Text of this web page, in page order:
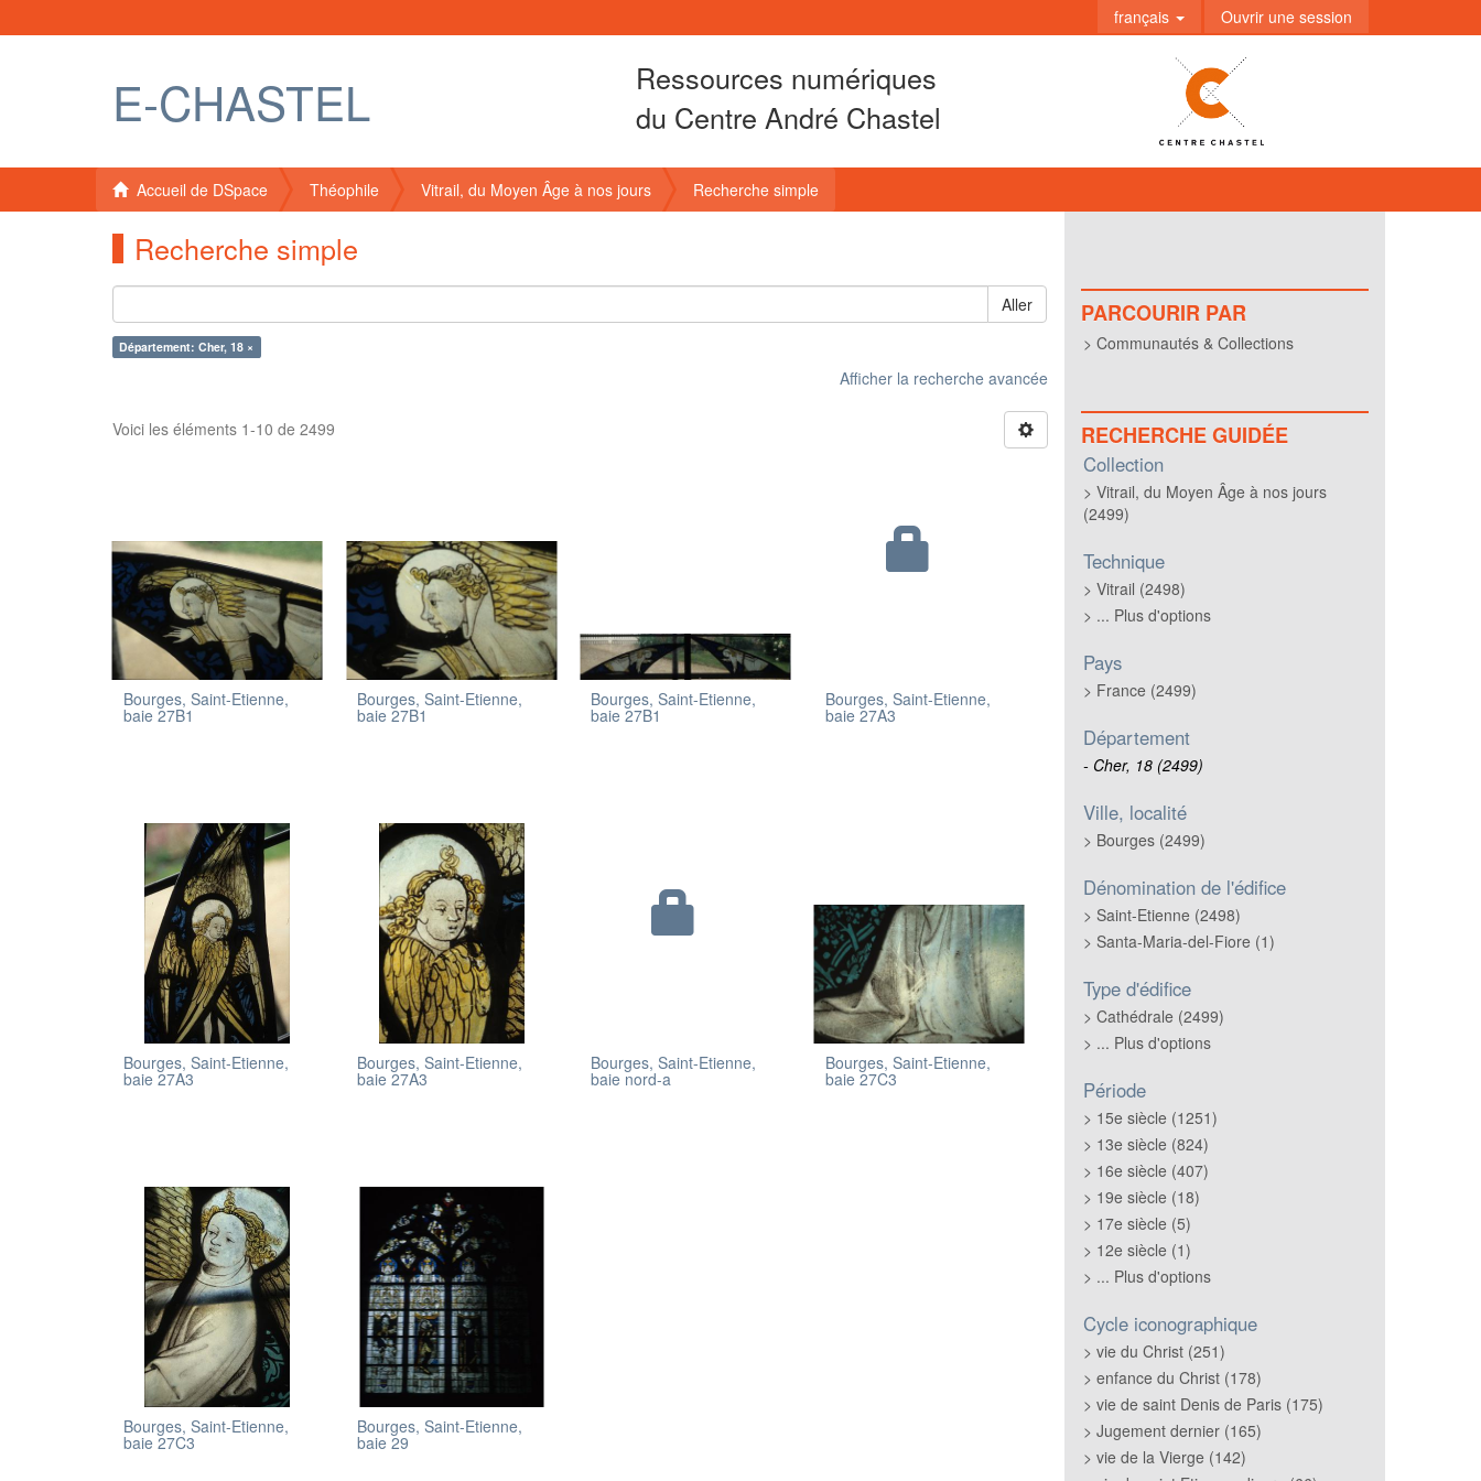
français Ouvrir une session
E-CHASTEL
Ressources numériques
du Centre André Chastel
Accueil de DSpace Théophile Vitrail, du Moyen Âge à nos jours Recherche simple
Recherche simple
Aller
Département: Cher, 18 ×
Afficher la recherche avancée
Voici les éléments 1-10 de 2499
Bourges, Saint-Etienne,
baie 27B1
Bourges, Saint-Etienne,
baie 27B1
Bourges, Saint-Etienne,
baie 27B1
Bourges, Saint-Etienne,
baie 27A3
Bourges, Saint-Etienne,
baie 27A3
Bourges, Saint-Etienne,
baie 27A3
Bourges, Saint-Etienne,
baie nord-a
Bourges, Saint-Etienne,
baie 27C3
Bourges, Saint-Etienne,
baie 27C3
Bourges, Saint-Etienne,
baie 29
PARCOURIR PAR
Communautés & Collections
RECHERCHE GUIDÉE
Collection
Vitrail, du Moyen Âge à nos jours
(2499)
Technique
Vitrail (2498)
... Plus d'options
Pays
France (2499)
Département
Cher, 18 (2499)
Ville, localité
Bourges (2499)
Dénomination de l'édifice
Saint-Etienne (2498)
Santa-Maria-del-Fiore (1)
Type d'édifice
Cathédrale (2499)
... Plus d'options
Période
15e siècle (1251)
13e siècle (824)
16e siècle (407)
19e siècle (18)
17e siècle (5)
12e siècle (1)
... Plus d'options
Cycle iconographique
vie du Christ (251)
enfance du Christ (178)
vie de saint Denis de Paris (175)
Jugement dernier (165)
vie de la Vierge (142)